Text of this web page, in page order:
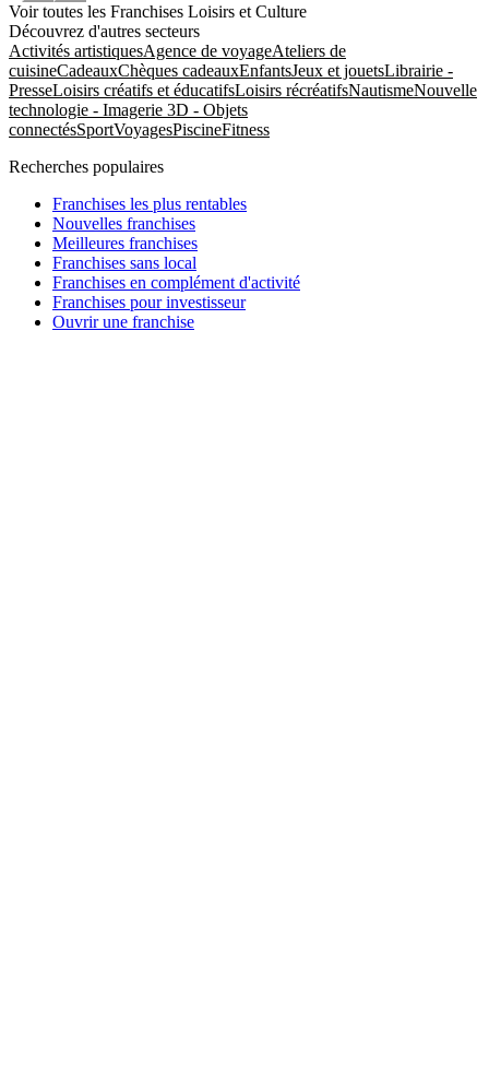
Voir toutes les Franchises Loisirs et Culture
Découvrez d'autres secteurs
Activités artistiquesAgence de voyageAteliers de
cuisineCadeauxChèques cadeauxEnfantsJeux et jouetsLibrairie -
PresseLoisirs créatifs et éducatifsLoisirs récréatifsNautismeNouvelle
technologie - Imagerie 3D - Objets
connectésSportVoyagesPiscineFitness
Recherches populaires
Franchises les plus rentables
Nouvelles franchises
Meilleures franchises
Franchises sans local
Franchises en complément d'activité
Franchises pour investisseur
Ouvrir une franchise